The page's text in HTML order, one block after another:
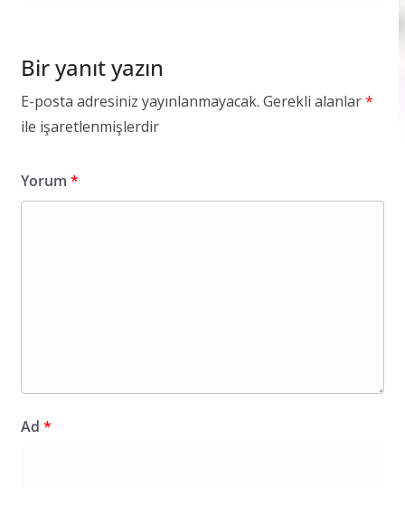
Bir yanıt yazın
E-posta adresiniz yayınlanmayacak. Gerekli alanlar*
ile işaretlenmişlerdir
Yorum *
Ad *